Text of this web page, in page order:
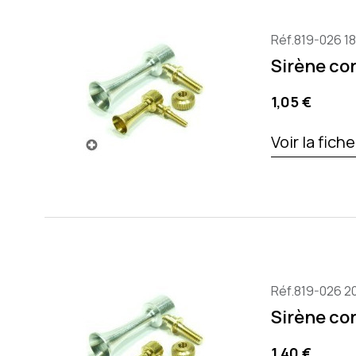
Réf.819-026
Sirène
Prix
1,05 €
Voir la
Réf.819-026
Sirène
Prix